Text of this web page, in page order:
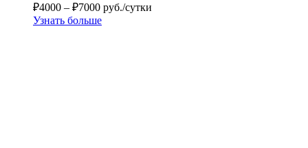
₽4000 – ₽7000 руб./сутки
Узнать больше